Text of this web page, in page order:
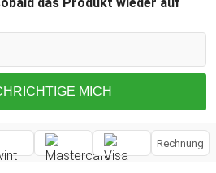
MICH
Rechnung